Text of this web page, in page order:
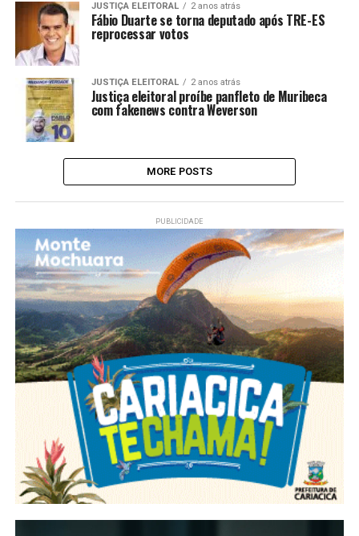
JUSTIÇA ELEITORAL 2 anos atrás
Fábio Duarte se torna deputado após TRE-ES
reprocessar votos
JUSTIÇA ELEITORAL 2 anos atrás
Justiça eleitoral proíbe panfleto de Muribeca
com fakenews contra Weverson
MORE POSTS